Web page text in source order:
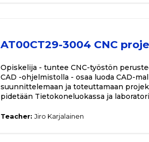
AT00CT29-3004 CNC
Opiskelija - tuntee CNC-työstön
CAD -ohjelmistolla - osaa luoda CAD-
suunnittelemaan ja toteuttamaan
pidetään Tietokoneluokassa ja
Teacher: Jiro Karjalainen